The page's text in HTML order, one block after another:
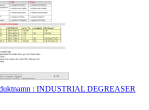
: INDUSTRIAL DEGREASER